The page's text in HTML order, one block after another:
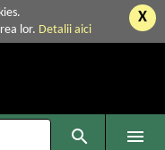
X
lor. Detalii aici
 